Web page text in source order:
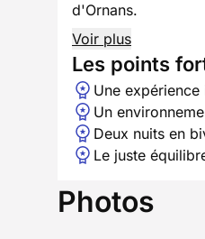
d'Ornans.
Voir plus
Les points
Une
Un
Deux nuits en
Le juste
Photos